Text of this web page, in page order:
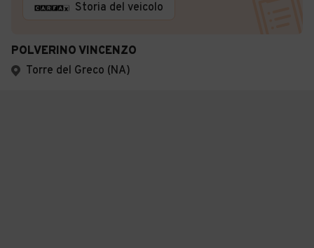
Storia del veicolo
POLVERINO VINCENZO
Torre del Greco (NA)